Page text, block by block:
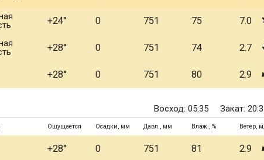
+24° 0 751 75 7.0
+28° 0 751 74 2.7
+28° 0 751 80 2.9
Восход: 05:35 Закат:
Ощущается Осадки, мм Давл., мм Влаж., % Ветер,
+28° 0 751 81 2.9